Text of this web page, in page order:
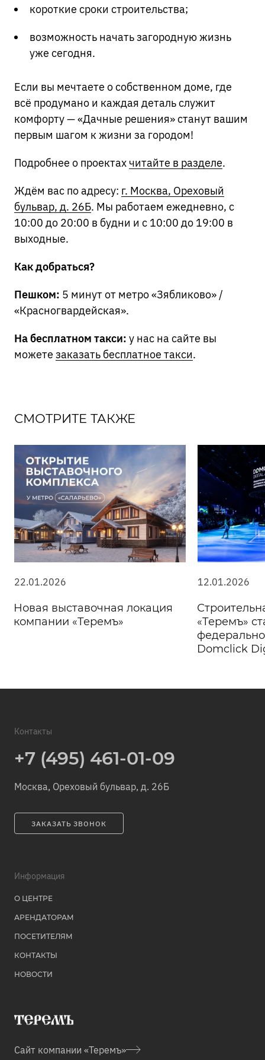
короткие сроки строительства;
возможность начать загородную жизнь
уже сегодня.
Если вы мечтаете о собственном доме, где
всё продумано и каждая деталь служит
комфорту — «Дачные решения» станут вашим
первым шагом к жизни за городом!
Подробнее о проектахчитайте в разделе.
Ждём вас по адресу: г. Москва, Ореховый
бульвар, д. 26Б. Мы работаем ежедневно, с
10:00 до 20:00 в будни и с 10:00 до 19:00 в
выходные.
Как добраться?
Пешком: 5 минут от метро «Зябликово» /
«Красногвардейская».
На бесплатном такси: у нас на сайте вы
можете заказать бесплатное такси.
СМОТРИТЕ ТАКЖЕ
22.01.2026
Новая выставочная локация
компании «Теремъ»
12.01.2026
«Теремъ»
Domclick
Контакты
+7 (495) 461-01-09
Москва, Ореховый бульвар, д. 26Б
ЗАКАЗАТЬ ЗВОНОК
Информация
О ЦЕНТРЕ
АРЕНДАТОРАМ
ПОСЕТИТЕЛЯМ
КОНТАКТЫ
НОВОСТИ
Сайт компании «Теремъ»